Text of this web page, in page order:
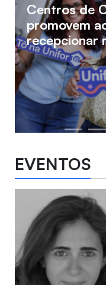
Aproveite
volta às
EVENTOS